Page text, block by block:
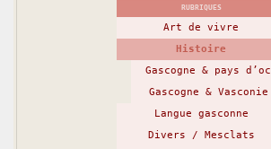
RUBRIQUES
Art de vivre
Histoire
Gascogne & pays d’oc
Gascogne & Vasconie
Langue gasconne
Divers / Mesclats